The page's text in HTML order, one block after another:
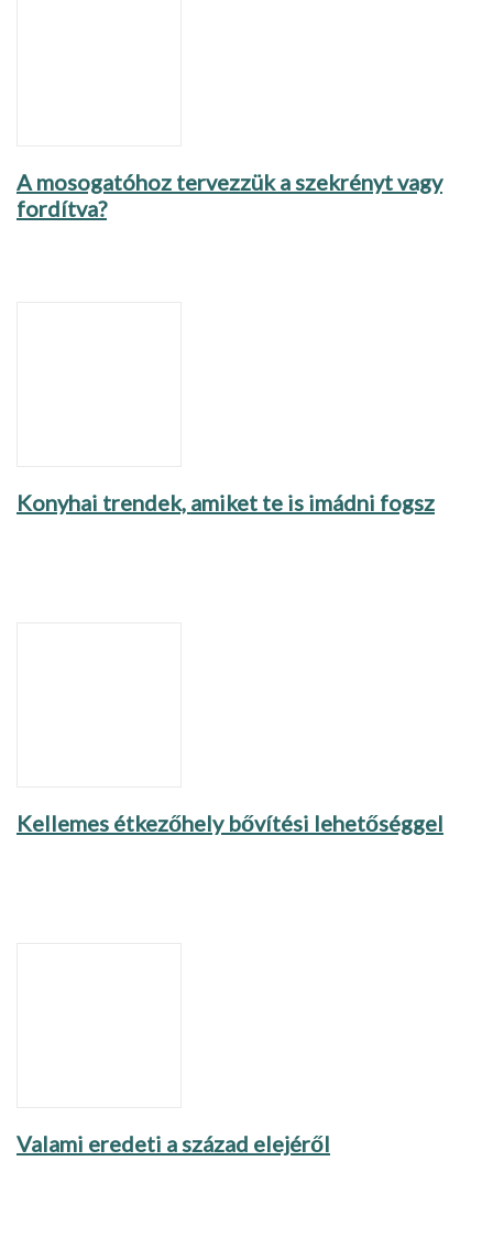
A mosogatóhoz tervezzük a szekrényt vagy
fordítva?
Konyhai trendek, amiket te is imádni fogsz
Kellemes étkezőhely bővítési lehetőséggel
Valami eredeti a század elejéről